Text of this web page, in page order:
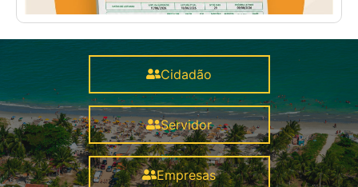
Cidadão
Servidor
Empresas